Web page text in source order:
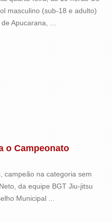
masculino (sub-18 e adulto)
Apucarana, ...
o Campeonato
campeão na categoria sem
da equipe BGT Jiu-jitsu
Municipal ...